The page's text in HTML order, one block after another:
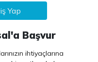
Yap
Başvur
ihtiyaçlarına